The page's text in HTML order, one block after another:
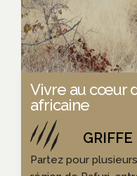
Vivre au cœur
africaine
Partez pour